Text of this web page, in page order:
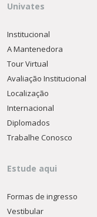
Univates
Institucional
A Mantenedora
Tour Virtual
Avaliação Institucional
Localização
Internacional
Diplomados
Trabalhe Conosco
Estude aqui
Formas de ingresso
Vestibular